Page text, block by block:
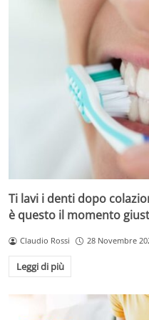
Ti lavi i denti dopo
è questo il momento
Claudio Rossi 28 Novembre
Leggi di più